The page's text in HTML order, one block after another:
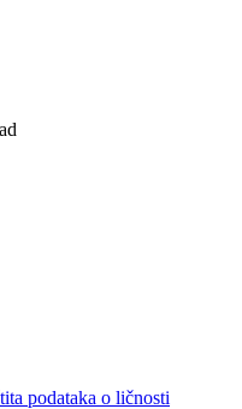
podataka o ličnosti